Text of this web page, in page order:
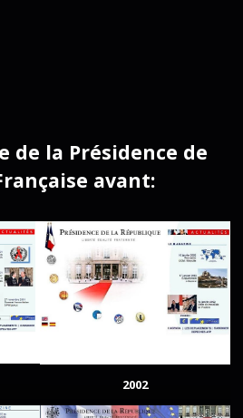
de la Présidence de
avant:
2002